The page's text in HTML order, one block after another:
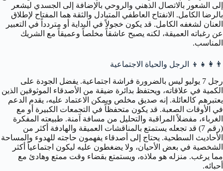
إلى الشعور بالاتصال الذهني والروحي بالإضافة إلى الجسدي ليشعر
بالرضا الكامل. الانفتاح العاطفي المتبادل والثقة هما المفتاح لإطلاق
العنان لشغفه الكامل. قد يكون خجولاً في البداية أو متردداً في التعبير
عن رغباته العميقة، لكنه يصبح عاشقاً مخلصاً وعميقاً مع الشريك
المناسب.
👨‍👩‍👧‍👦
الرجل والحياة الاجتماعية
رجل 7 يوليو ليس بالضرورة فراشة اجتماعية. يفضل الجودة على
الكمية في علاقاته، ويحتفظ بدائرة ضيقة من الأصدقاء الموثوقين الذين
يعتبرهم كالعائلة. إنه صديق مخلص ويمكن الاعتماد عليه، يقدم الدعم
في الأوقات الصعبة. قد يكون متحفظاً في التجمعات الكبيرة أو مع
الغرباء، مفضلاً المراقبة والتحليل من مسافة آمنة. طبيعته المفكرة
(رقم 7) قد تجعله يستمتع بالمناقشات العميقة والهادفة أكثر من
الأحاديث السطحية. يحتاج إلى أصدقاء يفهمون حاجته للهدوء والمساحة
الشخصية في بعض الأحيان، ولا يضغطون عليه ليكون اجتماعياً أكثر
مما يرغب. منزله هو ملاذه، ويستمتع بقضاء وقت ممتع وهادئ مع
أحبائه.